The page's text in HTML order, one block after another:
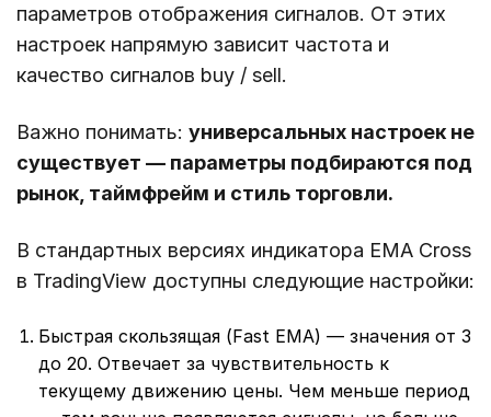
параметров отображения сигналов. От этих
настроек напрямую зависит частота и
качество сигналов buy / sell.
Важно понимать: универсальных настроек не
существует — параметры подбираются под
рынок, таймфрейм и стиль торговли.
В стандартных версиях индикатора EMA Cross
в TradingView доступны следующие настройки:
Быстрая скользящая (Fast EMA) — значения от 3
до 20. Отвечает за чувствительность к
текущему движению цены. Чем меньше период